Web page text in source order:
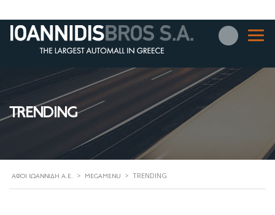
TRENDING
ΑΦΟΊ ΙΩΑΝΝΊΔΗ Α.Ε. > MEGAMENU > TRENDING